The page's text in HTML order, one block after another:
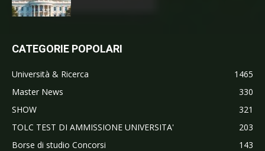
CATEGORIE POPOLARI
Università & Ricerca
1465
Master News
330
SHOW
321
TOLC TEST DI AMMISSIONE UNIVERSITA'
203
Borse di studio Concorsi
143